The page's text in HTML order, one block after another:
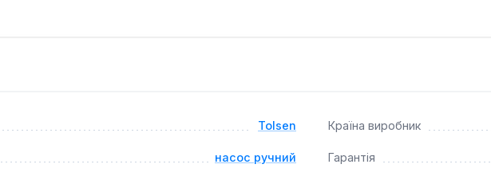
колба гарантує високу міцність та стійкість до механічних пошкоджень,
помічником у побуті, гаражі, на дачі або під час подорожей, де потрібне швидке
Tolsen Країна виробник
насос ручний Гарантія